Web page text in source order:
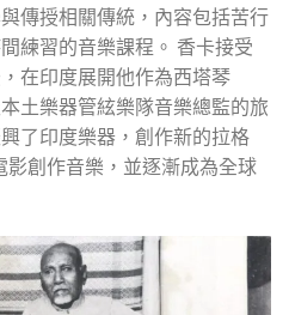
傳授相關傳統，內容包括苦行
練習的音樂課程。 香卡接受
在印度展開他作為西塔琴
土樂器管絃樂隊音樂總監的旅
了印度樂器，創作新的拉格
影創作音樂，並逐漸成為全球